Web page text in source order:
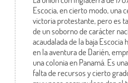
Escocia, en cierto modo, una
victoria protestante, pero es
de un soborno de carácter
acaudalada de la baja
en la aventura de Darién,
una colonia en Panamá. Es
falta de recursos y cierto